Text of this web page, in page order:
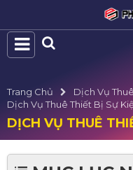
Trang Chủ
Dịch Vụ
Dịch Vụ Thuê Thiết Bị Sự
DỊCH VỤ THUÊ